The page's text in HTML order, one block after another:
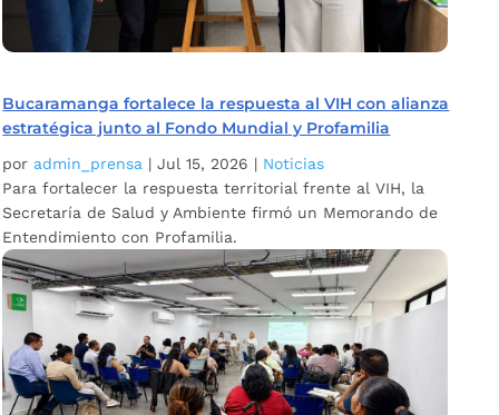
Bucaramanga fortalece la respuesta al VIH con alianza
estratégica junto al Fondo Mundial y Profamilia
por admin_prensa |Jul 15, 2026 | Noticias
Para fortalecer la respuesta territorial frente al VIH, la
Secretaría de Salud y Ambiente firmó un Memorando de
Entendimiento con Profamilia.